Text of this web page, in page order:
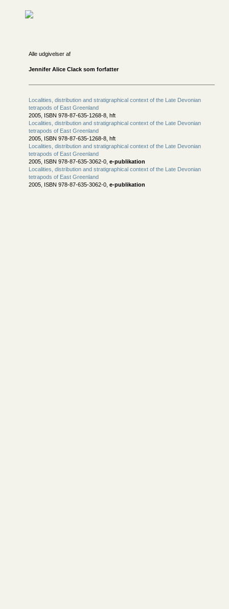
Alle udgivelser af
Jennifer Alice Clack som forfatter
Localities, distribution and stratigraphical context of the Late Devonian
tetrapods of East Greenland
2005, ISBN 978-87-635-1268-8, hft
Localities, distribution and stratigraphical context of the Late Devonian
tetrapods of East Greenland
2005, ISBN 978-87-635-1268-8, hft
Localities, distribution and stratigraphical context of the Late Devonian
tetrapods of East Greenland
2005, ISBN 978-87-635-3062-0, e-publikation
Localities, distribution and stratigraphical context of the Late Devonian
tetrapods of East Greenland
2005, ISBN 978-87-635-3062-0, e-publikation